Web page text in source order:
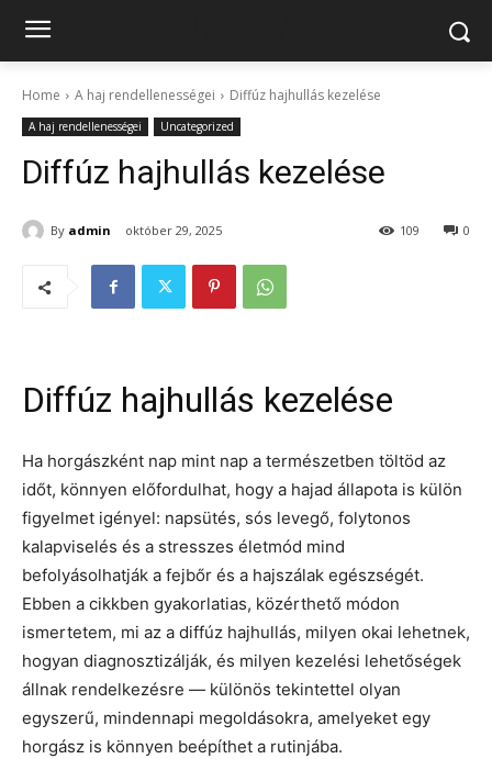
Home A haj rendellenességei Diffúz hajhullás kezelése
A haj rendellenességei Uncategorized
Diffúz hajhullás kezelése
By admin október 29, 2025 0
109
Diffúz hajhullás kezelése
Ha horgászként nap mint nap a természetben töltöd az
időt, könnyen előfordulhat, hogy a hajad állapota is külön
figyelmet igényel: napsütés, sós levegő, folytonos
kalapviselés és a stresszes életmód mind
befolyásolhatják a fejbőr és a hajszálak egészségét.
Ebben a cikkben gyakorlatias, közérthető módon
ismertetem, mi az a diffúz hajhullás, milyen okai lehetnek,
hogyan diagnosztizálják, és milyen kezelési lehetőségek
állnak rendelkezésre — különös tekintettel olyan
egyszerű, mindennapi megoldásokra, amelyeket egy
horgász is könnyen beépíthet a rutinjába.